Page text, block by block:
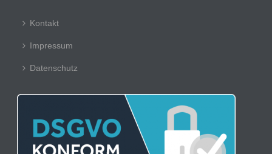
Kontakt
Impressum
Datenschutz